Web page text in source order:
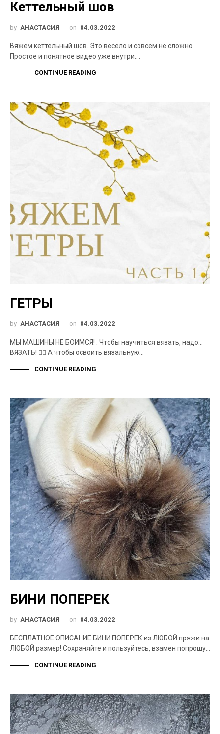
Кеттельный шов
by АНАСТАСИЯ on 04.03.2022
Вяжем кеттельный шов. Это весело и совсем не сложно.
Простое и понятное видео уже внутри.…
CONTINUE READING
ГЕТРЫ
by АНАСТАСИЯ on 04.03.2022
МЫ МАШИНЫ НЕ БОИМСЯ! . Чтобы научиться вязать, надо…
ВЯЗАТЬ! 🤷‍♂️ А чтобы освоить вязальную…
CONTINUE READING
БИНИ ПОПЕРЕК
by АНАСТАСИЯ on 04.03.2022
БЕСПЛАТНОЕ ОПИСАНИЕ БИНИ ПОПЕРЕК из ЛЮБОЙ пряжи на
ЛЮБОЙ размер! Сохраняйте и пользуйтесь, взамен попрошу…
CONTINUE READING